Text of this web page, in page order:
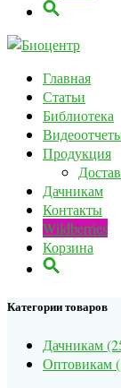
Главная
Статьи
Библиотека
Продукция
Дачникам
Контакты
Wildberries
Корзина
Категории товаров
Дачникам
Оптовикам